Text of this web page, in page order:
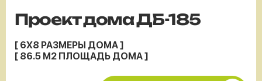
Проект дома ДБ-185
[ 6X8 РАЗМЕРЫ ДОМА ]
[ 86.5 М2 ПЛОЩАДЬ ДОМА ]